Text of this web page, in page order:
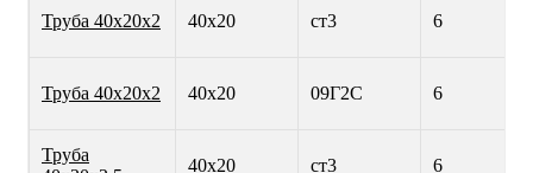
Труба 40х20х2 40х20 ст3 6
Труба 40х20х2 40х20 09Г2С 6
Труба
40х20 ст3 6